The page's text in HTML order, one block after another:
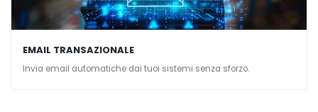
EMAIL TRANSAZIONALE
Invia email automatiche dai tuoi sistemi senza sforzo.